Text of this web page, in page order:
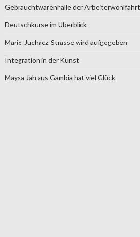
Gebrauchtwarenhalle der Arbeiterwohlfahrt
Deutschkurse im Überblick
Marie-Juchacz-Strasse wird aufgegeben
Integration in der Kunst
Maysa Jah aus Gambia hat viel Glück